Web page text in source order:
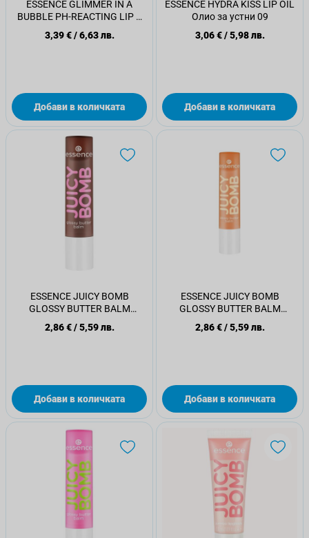
ESSENCE GLIMMER IN A
BUBBLE PH-REACTING LIP &
01
3,39 €/6,63 лв.
Добави в количката
ESSENCE HYDRA KISS LIP OIL
Олио за устни 09
3,06 €/5,98 лв.
Добави в количката
ESSENCE JUICY BOMB
GLOSSY BUTTER BALM
2,86 €/5,59 лв.
Добави в количката
ESSENCE JUICY BOMB
GLOSSY BUTTER BALM
2,86 €/5,59 лв.
Добави в количката